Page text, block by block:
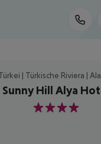
| Türkische Riviera |
Sunny Hill Alya
4